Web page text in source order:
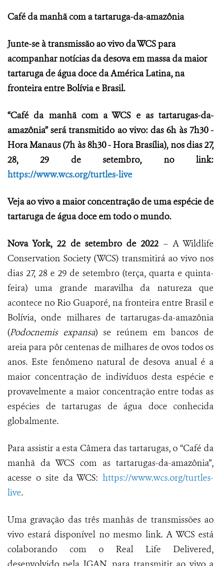
Café da manhã com a tartaruga-da-amazônia
Junte-se à transmissão ao vivo da WCS para
acompanhar notícias da desova em massa da maior
tartaruga de água doce da América Latina, na
fronteira entre Bolívia e Brasil.
“Café da manhã com a WCS e as tartarugas-da-
amazônia” será transmitido ao vivo: das 6h às 7h30 -
Hora Manaus (7h às 8h30 - Hora Brasília), nos dias 27,
28, 29 de setembro, no link:
https://www.wcs.org/turtles-live
Veja ao vivo a maior concentração de uma espécie de
tartaruga de água doce em todo o mundo.
Nova York, 22 de setembro de 2022 – A Wildlife
Conservation Society (WCS) transmitirá ao vivo nos
dias 27, 28 e 29 de setembro (terça, quarta e quinta-
feira) uma grande maravilha da natureza que
acontece no Rio Guaporé, na fronteira entre Brasil e
Bolívia, onde milhares de tartarugas-da-amazônia
(Podocnemis expansa) se reúnem em bancos de
areia para pôr centenas de milhares de ovos todos os
anos. Este fenômeno natural de desova anual é a
maior concentração de indivíduos desta espécie e
provavelmente a maior concentração entre todas as
espécies de tartarugas de água doce conhecida
globalmente.
Para assistir a esta Câmera das tartarugas, o “Café da
manhã da WCS com as tartarugas-da-amazônia”,
acesse o site da WCS: https://www.wcs.org/turtles-
live.
Uma gravação das três manhãs de transmissões ao
vivo estará disponível no mesmo link. A WCS está
colaborando com o Real Life Delivered,